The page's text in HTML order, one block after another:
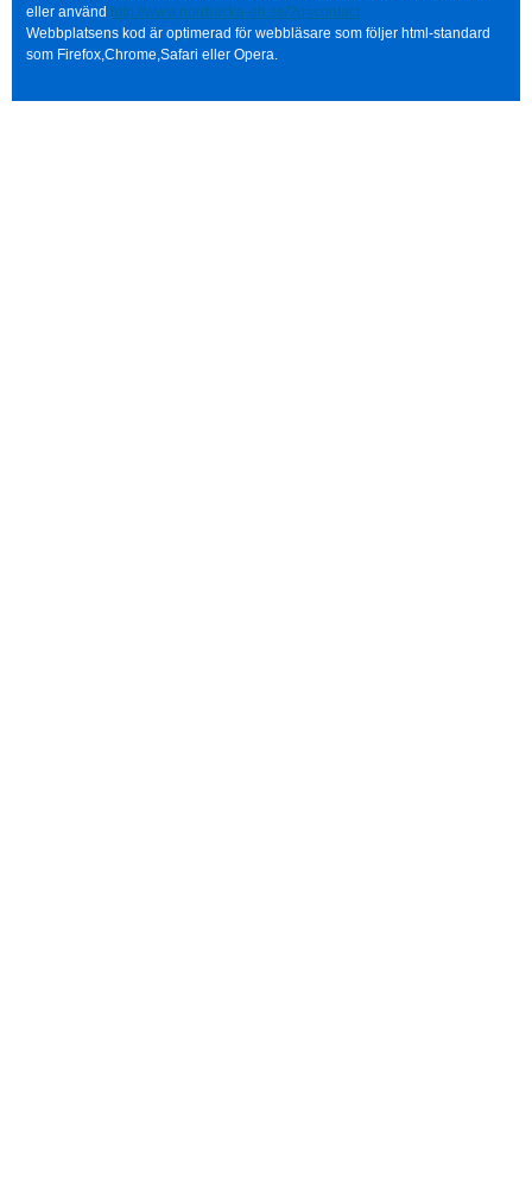
eller använd http://www.norrbacka-eh.se/?q=contact
Webbplatsens kod är optimerad för webbläsare som följer html-standard
som Firefox,Chrome,Safari eller Opera.